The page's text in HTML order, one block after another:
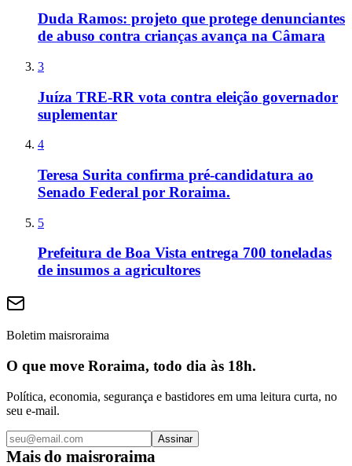
Duda Ramos: projeto que protege denunciantes
de abuso contra crianças avança na Câmara
3
Juíza TRE-RR vota contra eleição governador
suplementar
4
Teresa Surita confirma pré-candidatura ao
Senado Federal por Roraima.
5
Prefeitura de Boa Vista entrega 700 toneladas
de insumos a agricultores
Boletim maisroraima
O que move Roraima, todo dia às 18h.
Política, economia, segurança e bastidores em uma leitura curta, no
seu e-mail.
Assinar
Mais do maisroraima